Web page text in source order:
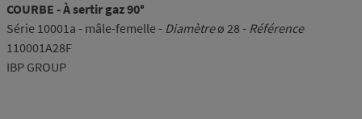
COURBE - À sertir gaz 90°
Série 10001a - mâle-femelle - Diamètreø 28 - Référence
110001A28F
IBP GROUP